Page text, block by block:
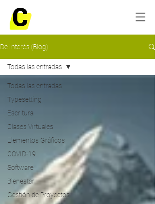
De Interés (Blog)
Todas las entradas
Typesetting
Escritura
Clases Virtuales
Elementos Gráficos
COVID-19
Software
Bienestar
Gestión de Proyectos
Todas las entradas